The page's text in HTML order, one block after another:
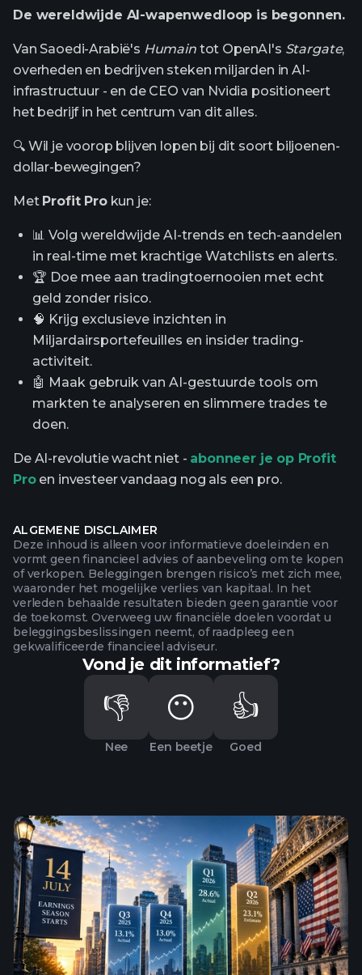
De wereldwijde AI-wapenwedloop is begonnen.
Van Saoedi-Arabië's Humaintot OpenAI's Stargate,
overheden en bedrijven steken miljarden in AI-
infrastructuur - en de CEO van Nvidia positioneert
het bedrijf in het centrum van dit alles.
🔍 Wil je voorop blijven lopen bij dit soort biljoenen-
dollar-bewegingen?
Met Profit Prokun je:
📊 Volg wereldwijde AI-trends en tech-aandelen
in real-time met krachtige Watchlists en alerts.
🏆 Doe mee aan tradingtoernooien met echt
geld zonder risico.
🧠 Krijg exclusieve inzichten in
Miljardairsportefeuilles en insider trading-
activiteit.
🤖 Maak gebruik van AI-gestuurde tools om
markten te analyseren en slimmere trades te
doen.
De AI-revolutie wacht niet - abonneer je op Profit
Proen investeer vandaag nog als een pro.
ALGEMENE DISCLAIMER
Deze inhoud is alleen voor informatieve doeleinden en
vormt geen financieel advies of aanbeveling om te kopen
of verkopen. Beleggingen brengen risico’s met zich mee,
waaronder het mogelijke verlies van kapitaal. In het
verleden behaalde resultaten bieden geen garantie voor
de toekomst. Overweeg uw financiële doelen voordat u
beleggingsbeslissingen neemt, of raadpleeg een
gekwalificeerde financieel adviseur.
Vond je dit informatief?
👎
Nee
😶
Een beetje
👍
Goed